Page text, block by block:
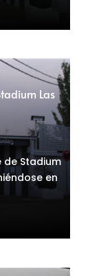
Las
Stadium
en